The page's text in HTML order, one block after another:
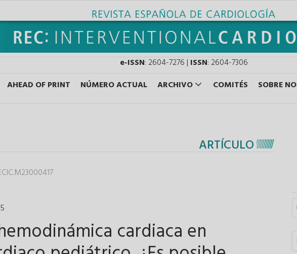
e-ISSN: 2604-7276 | ISSN: 2604-7306
AHEAD OF PRINT NÚMERO ACTUAL ARCHIVO COMITÉS SOBRE
ARTÍCULO
cardiaca en